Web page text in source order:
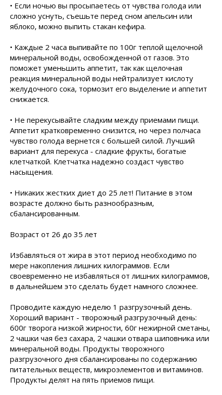
• Если ночью вы просыпаетесь от чувства голода или
сложно уснуть, съешьте перед сном апельсин или
яблоко, можно выпить стакан кефира.
• Каждые 2 часа выпивайте по 100г теплой щелочной
минеральной воды, освобожденной от газов. Это
поможет уменьшить аппетит, так как щелочная
реакция минеральной воды нейтрализует кислоту
желудочного сока, тормозит его выделение и аппетит
снижается.
• Не перекусывайте сладким между приемами пищи.
Аппетит кратковременно снизится, но через полчаса
чувство голода вернется с большей силой. Лучший
вариант для перекуса - сладкие фрукты, богатые
клетчаткой. Клетчатка надежно создаст чувство
насыщения.
• Никаких жестких диет до 25 лет! Питание в этом
возрасте должно быть разнообразным,
сбалансированным.
Возраст от 26 до 35 лет
Избавляться от жира в этот период необходимо по
мере накопления лишних килограммов. Если
своевременно не избавляться от лишних килограммов,
в дальнейшем это сделать будет намного сложнее.
Проводите каждую неделю 1 разгрузочный день.
Хороший вариант - творожный разгрузочный день:
600г творога низкой жирности, 60г нежирной сметаны,
2 чашки чая без сахара, 2 чашки отвара шиповника или
минеральной воды. Продукты творожного
разгрузочного дня сбалансированы по содержанию
питательных веществ, микроэлементов и витаминов.
Продукты делят на пять приемов пищи.